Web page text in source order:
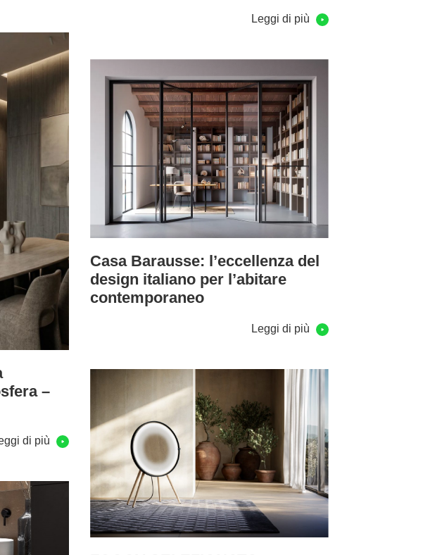
Leggi di più
–
di più
Casa Barausse: l’eccellenza del
design italiano per l’abitare
contemporaneo
Leggi di più